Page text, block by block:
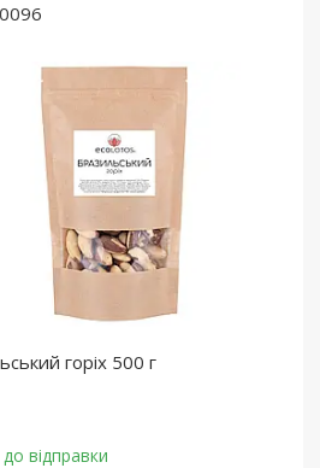
горіх 500 г
відправки